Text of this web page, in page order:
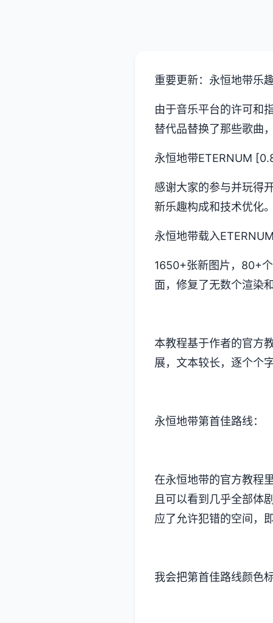
重要更新：永恒地带乐
由于音乐平台的许可和
替代品替换了那些歌曲
永恒地带ETERNUM
感谢大家的参与并玩得
新乐趣构成和技术优化。
永恒地带载入
1650+张新图片，80+
面，修复了无数个渲染
本教程基于作者的官方
展，文本较长，逐个个
永恒地带第首佳路线：
在永恒地带的官方教程
且可以看到几乎全部体
应了允许犯错的空间，
我会把第首佳路线颜色